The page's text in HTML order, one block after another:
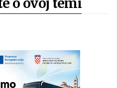
o ovoj temi